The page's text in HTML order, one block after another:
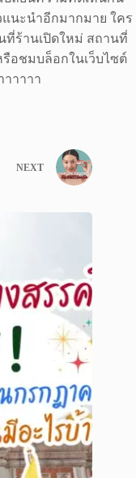
นะนำอีกมากมาย ใคร
ที่ร้านเปิดใหม่ สถานที่
อชมบล็อกในเว็บไซต์
าาาาา
NEXT